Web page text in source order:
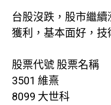
台股沒跌，股市繼
獲利，基本面好，
股票代號 股票名稱
3501 維熹
8099 大世科